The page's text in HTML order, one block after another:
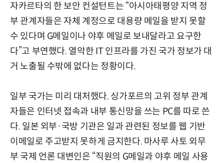
자카르타의 한 보안 컨설턴트는 “아시아태평양 지역 정
부 관계자들은 자체 계정으로 대용량 메일을 받지 못할
수 있다며 G메일이나 야후 메일로 보내달라고 요구한
다”고 부연했다. 열악한 IT 인프라를 가진 국가 정보가 대
거 노출될 수밖에 없다는 정황이다.
일부 국가는 미리 대처했다. 싱가포르의 고위 정부 관계
자들은 인터넷 접속과 내부 통신망을 쓰는 PC를 따로 쓴
다. 일본 외부·국방 기관은 일과 관련된 정보를 웹 기반
이메일로 주고받지 못하게 금지한다. 마사루 사토 외무
부 국제 언론 대변인은 “직원의 G메일과 야후 메일 사용